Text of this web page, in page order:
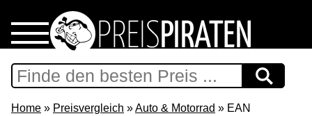
Home
Download
Home » Preisvergleich »Auto & Motorrad » EAN